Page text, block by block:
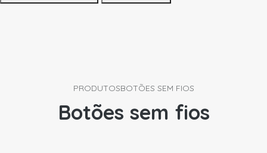
PRODUTOSBOTÕES SEM FIOS
Botões sem fios